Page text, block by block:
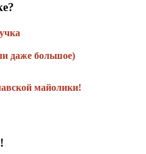
даже большое)
майолики!